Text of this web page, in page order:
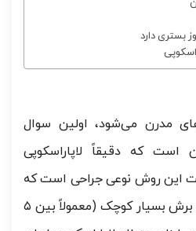
بستری دارد
مدرن می‌شود، اولین سوال
است که دقیقاً لاپاراسکوپی
این روش نوعی جراحی است که
در آن پزشک با ایجاد چند برش بسیار کوچک (معمولاً بین ۵